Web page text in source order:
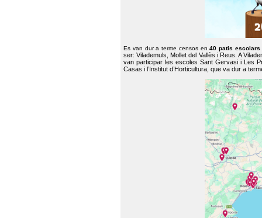
Es van dur a terme censos en40 patis escolars
ser: Vilademuls, Mollet del Vallès i Reus. A
van participar les escoles Sant Gervasi i Les
Casas i l’Institut d’Horticultura, que va dur a